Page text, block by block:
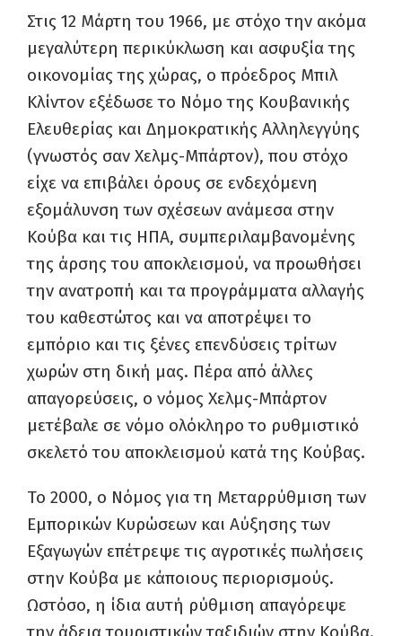
Στις 12 Μάρτη του 1966, με στόχο την ακόμα
μεγαλύτερη περικύκλωση και ασφυξία της
οικονομίας της χώρας, ο πρόεδρος Μπιλ
Κλίντον εξέδωσε το Νόμο της Κουβανικής
Ελευθερίας και Δημοκρατικής Αλληλεγγύης
(γνωστός σαν Χελμς-Μπάρτον), που στόχο
είχε να επιβάλει όρους σε ενδεχόμενη
εξομάλυνση των σχέσεων ανάμεσα στην
Κούβα και τις ΗΠΑ, συμπεριλαμβανομένης
της άρσης του αποκλεισμού, να προωθήσει
την ανατροπή και τα προγράμματα αλλαγής
του καθεστώτος και να αποτρέψει το
εμπόριο και τις ξένες επενδύσεις τρίτων
χωρών στη δική μας. Πέρα από άλλες
απαγορεύσεις, ο νόμος Χελμς-Μπάρτον
μετέβαλε σε νόμο ολόκληρο το ρυθμιστικό
σκελετό του αποκλεισμού κατά της Κούβας.
Το 2000, ο Νόμος για τη Μεταρρύθμιση των
Εμπορικών Κυρώσεων και Αύξησης των
Εξαγωγών επέτρεψε τις αγροτικές πωλήσεις
στην Κούβα με κάποιους περιορισμούς.
Ωστόσο, η ίδια αυτή ρύθμιση απαγόρεψε